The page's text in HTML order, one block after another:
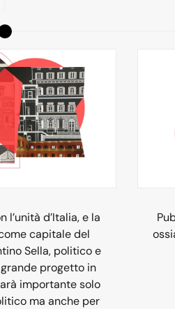
l’unità d’Italia, e la
capitale del
Sella, politico e
progetto in
importante solo
ma anche per